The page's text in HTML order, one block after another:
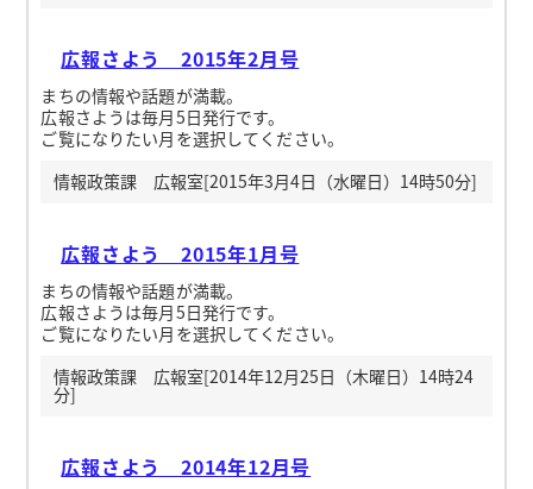
広報さよう 2015年2月号
まちの情報や話題が満載。
広報さようは毎月5日発行です。
ご覧になりたい月を選択してください。
情報政策課 広報室[2015年3月4日（水曜日）14時50分]
広報さよう 2015年1月号
まちの情報や話題が満載。
広報さようは毎月5日発行です。
ご覧になりたい月を選択してください。
情報政策課 広報室[2014年12月25日（木曜日）14時24
分]
広報さよう 2014年12月号